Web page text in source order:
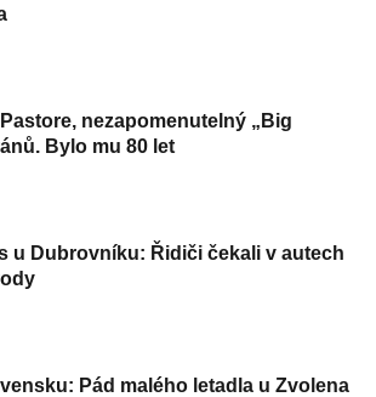
nezapomenutelný „Big
Bylo mu 80 let
u Dubrovníku: Řidiči čekali v autech
Pád malého letadla u Zvolena